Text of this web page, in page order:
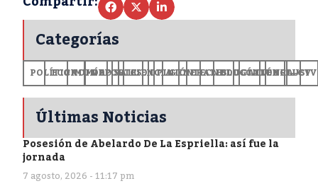
Categorías
POLÍTICA
ECONOMÍA
MUNDODEPORTES
SALUDCIENCIA
OPINIÓN
GENERALES
TECNOLOGÍA
EDUCACIÓN
CULTURA+CV
Últimas Noticias
Posesión de Abelardo De La Espriella: así fue la
jornada
7 agosto, 2026 - 11:17 pm